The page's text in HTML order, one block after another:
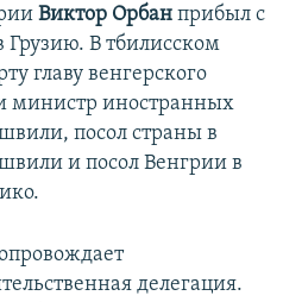
Виктор Орбан прибыл с
В тбилисском
главу венгерского
министр иностранных
посол страны в
и посол Венгрии в
делегация.